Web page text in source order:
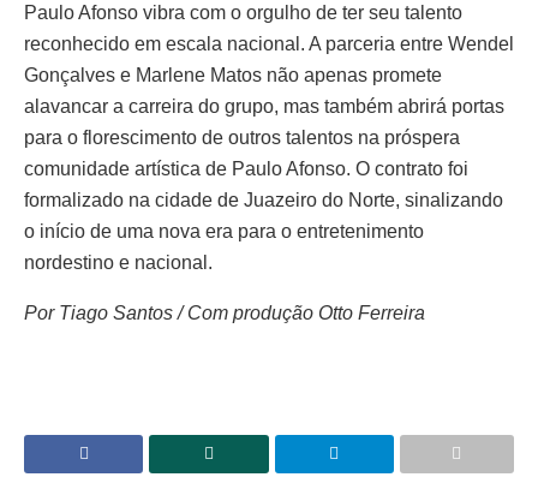
Paulo Afonso vibra com o orgulho de ter seu talento
reconhecido em escala nacional. A parceria entre Wendel
Gonçalves e Marlene Matos não apenas promete
alavancar a carreira do grupo, mas também abrirá portas
para o florescimento de outros talentos na próspera
comunidade artística de Paulo Afonso. O contrato foi
formalizado na cidade de Juazeiro do Norte, sinalizando
o início de uma nova era para o entretenimento
nordestino e nacional.
Por Tiago Santos / Com produção Otto Ferreira